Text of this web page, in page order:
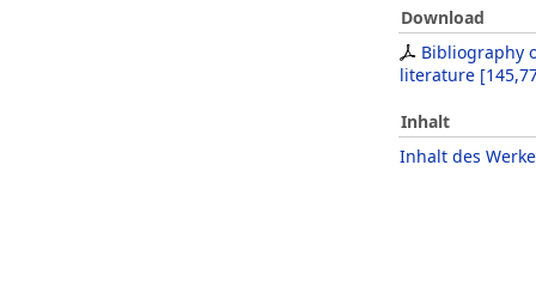
Download
Bibliography
literature [
Inhalt
Inhalt des